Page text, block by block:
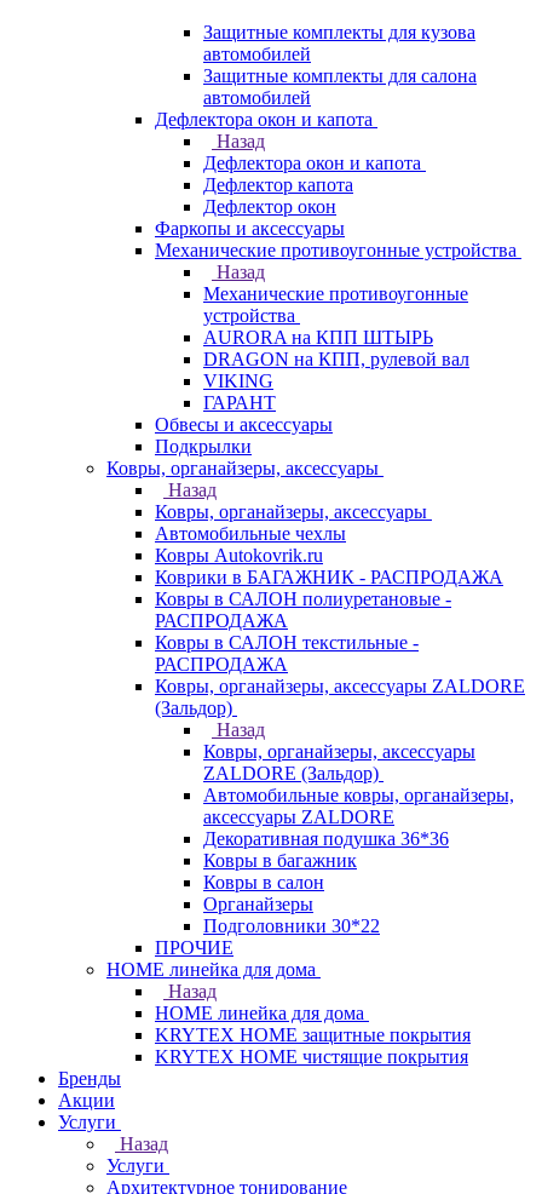
Защитные комплекты для кузова
автомобилей
Защитные комплекты для салона
автомобилей
Дефлектора окон и капота
Назад
Дефлектора окон и капота
Дефлектор капота
Дефлектор окон
Фаркопы и аксессуары
Механические противоугонные устройства
Назад
Механические противоугонные
устройства
AURORA на КПП ШТЫРЬ
DRAGON на КПП, рулевой вал
VIKING
ГАРАНТ
Обвесы и аксессуары
Подкрылки
Ковры, органайзеры, аксессуары
Назад
Ковры, органайзеры, аксессуары
Автомобильные чехлы
Ковры Autokovrik.ru
Коврики в БАГАЖНИК - РАСПРОДАЖА
Ковры в САЛОН полиуретановые -
РАСПРОДАЖА
Ковры в САЛОН текстильные -
РАСПРОДАЖА
Ковры, органайзеры, аксессуары ZALDORE
(Зальдор)
Назад
Ковры, органайзеры, аксессуары
ZALDORE (Зальдор)
Автомобильные ковры, органайзеры,
аксессуары ZALDORE
Декоративная подушка 36*36
Ковры в багажник
Ковры в салон
Органайзеры
Подголовники 30*22
ПРОЧИЕ
HOME линейка для дома
Назад
HOME линейка для дома
KRYTEX HOME защитные покрытия
KRYTEX HOME чистящие покрытия
Бренды
Акции
Услуги
Назад
Услуги
Архитектурное тонирование